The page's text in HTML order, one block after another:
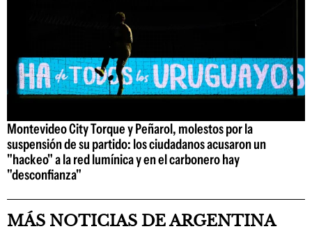
Montevideo City Torque y Peñarol, molestos por la
suspensión de su partido: los ciudadanos acusaron un
"hackeo" a la red lumínica y en el carbonero hay
"desconfianza"
MÁS NOTICIAS DE ARGENTINA